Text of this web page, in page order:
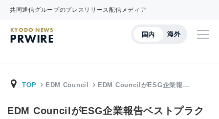
共同通信グループのプレスリリース配信メディア
国内 海外
KYODO NEWS
PRWIRE
TOP EDM Council EDM CouncilがESG企業報…
EDM CouncilがESG企業報告ベストプラク